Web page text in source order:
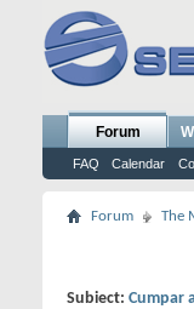
Forum
FAQ Calendar
Forum The
Subiect: Cumpar